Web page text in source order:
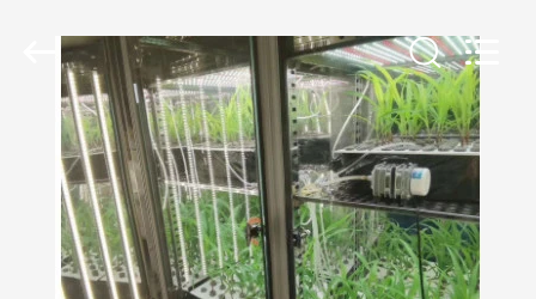
HAUS
PRODUKTE
ÜBER
Technology